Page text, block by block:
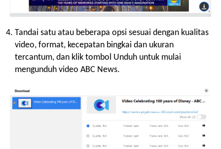
Tandai satu atau beberapa opsi sesuai dengan kualitas
video, format, kecepatan bingkai dan ukuran
tercantum, dan klik tombol Unduh untuk mulai
mengunduh video ABC News.